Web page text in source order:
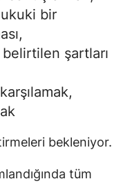
bir
şartları
bekleniyor.
tüm